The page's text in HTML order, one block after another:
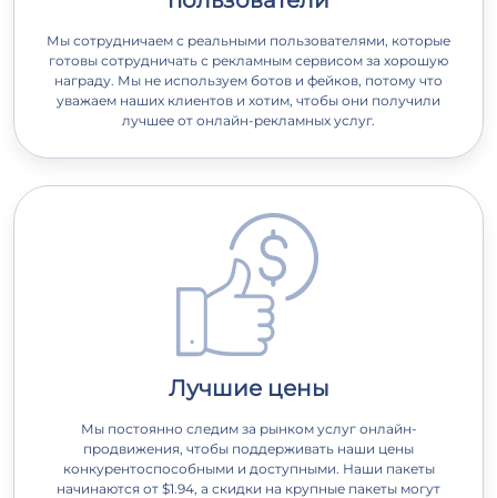
Мы сотрудничаем с реальными пользователями, которые
готовы сотрудничать с рекламным сервисом за хорошую
награду. Мы не используем ботов и фейков, потому что
уважаем наших клиентов и хотим, чтобы они получили
лучшее от онлайн-рекламных услуг.
Лучшие цены
Мы постоянно следим за рынком услуг онлайн-
продвижения, чтобы поддерживать наши цены
конкурентоспособными и доступными. Наши пакеты
начинаются от $1.94, а скидки на крупные пакеты могут